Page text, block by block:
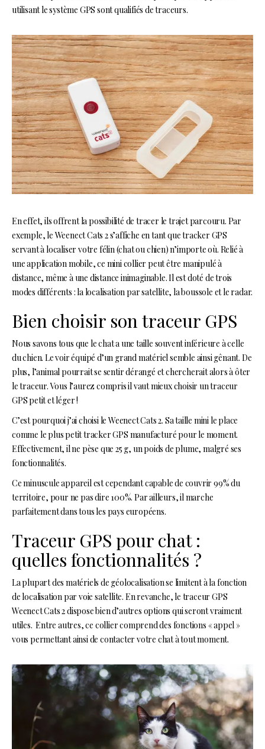
utilisant le système GPS sont qualifiés de traceurs.
En effet, ils offrent la possibilité de tracer le trajet parcouru. Par
exemple, le Weenect Cats 2 s’affiche en tant que tracker GPS
servant à localiser votre félin (chat ou chien) n’importe où. Relié à
une application mobile, ce mini collier peut être manipulé à
distance, même à une distance inimaginable. Il est doté de trois
modes différents : la localisation par satellite, la boussole et le radar.
Bien choisir son traceur GPS
Nous savons tous que le chat a une taille souvent inférieure à celle
du chien. Le voir équipé d’un grand matériel semble ainsi gênant. De
plus, l’animal pourrait se sentir dérangé et chercherait alors à ôter
le traceur. Vous l’aurez compris il vaut mieux choisir un traceur
GPS petit et léger !
C’est pourquoi j’ai choisi le Weenect Cats 2. Sa taille mini le place
comme le plus petit tracker GPS manufacturé pour le moment.
Effectivement, il ne pèse que 25 g, un poids de plume, malgré ses
fonctionnalités.
Ce minuscule appareil est cependant capable de couvrir 99% du
territoire, pour ne pas dire 100%. Par ailleurs, il marche
parfaitement dans tous les pays européens.
Traceur GPS pour chat :
quelles fonctionnalités ?
La plupart des matériels de géolocalisation se limitent à la fonction
de localisation par voie satellite. En revanche, le traceur GPS
Weenect Cats 2 dispose bien d’autres options qui seront vraiment
utiles. Entre autres, ce collier comprend des fonctions « appel »
vous permettant ainsi de contacter votre chat à tout moment.